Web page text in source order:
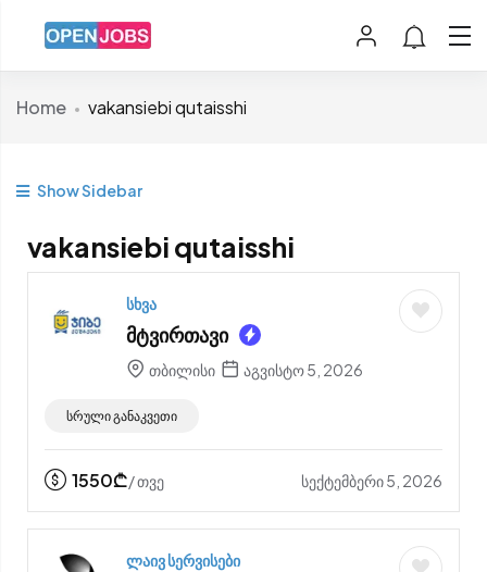
Home vakansiebi qutaisshi
Show Sidebar
vakansiebi qutaisshi
სხვა
მტვირთავი
თბილისი აგვისტო 5, 2026
სრული განაკვეთი
1550₾/ თვე სექტემბერი 5, 2026
ლაივ სერვისები